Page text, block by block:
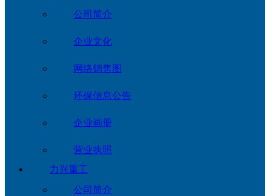
公司简介
企业文化
网络销售图
环保信息公告
企业画册
营业执照
力兴重工
公司简介